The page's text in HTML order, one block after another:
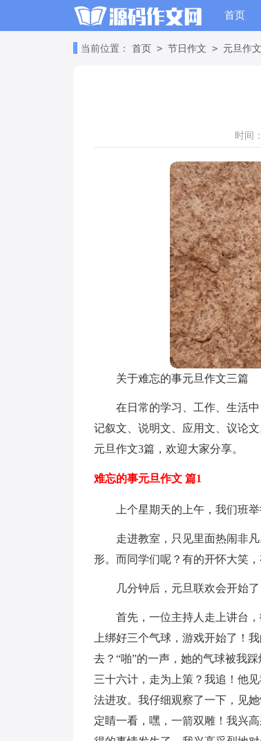
首页
读书笔记
当前位置： 首页 > 节日作文 > 元旦作文
时间
关于难忘的事元旦作文三篇
在日常的学习、工作、生活
记叙文、说明文、应用文、议论
元旦作文3篇，欢迎大家分享。
难忘的事元旦作文 篇1
上个星期天的上午，我们班
走进教室，只见里面热闹非
形。而同学们呢？有的开怀大笑
几分钟后，元旦联欢会开始
首先，一位主持人走上讲台
上绑好三个气球，游戏开始了！
去？“啪”的一声，她的气球被我
三十六计，走为上策？我追！他
法进攻。我仔细观察了一下，见
定睛一看，嘿，一箭双雕！我兴